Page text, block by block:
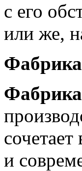
с его
или же,
и